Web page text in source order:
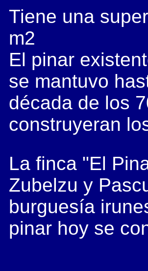
Tiene una
m2
El pinar
se mantuvo
década de los
construyeran
La finca "El
Zubelzu y
burguesía
pinar hoy se